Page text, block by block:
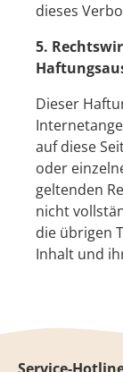
dieses
5.
Dieser
auf diese
oder
geltenden
nicht
die übrigen
Inhalt und